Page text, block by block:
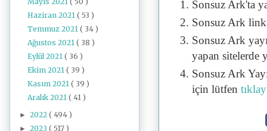
Sonsuz Ark'ta
Sonsuz Ark
Sonsuz Ark
yapan sitelerde
Sonsuz Ark
için lütfen
Haziran 2021( 53 )
Temmuz 2021( 34 )
Ağustos 2021( 38 )
Eylül 2021( 36 )
Ekim 2021( 39 )
Kasım 2021( 39 )
Aralık 2021( 41 )
► 2022 ( 494 )
► 2023 ( 517 )